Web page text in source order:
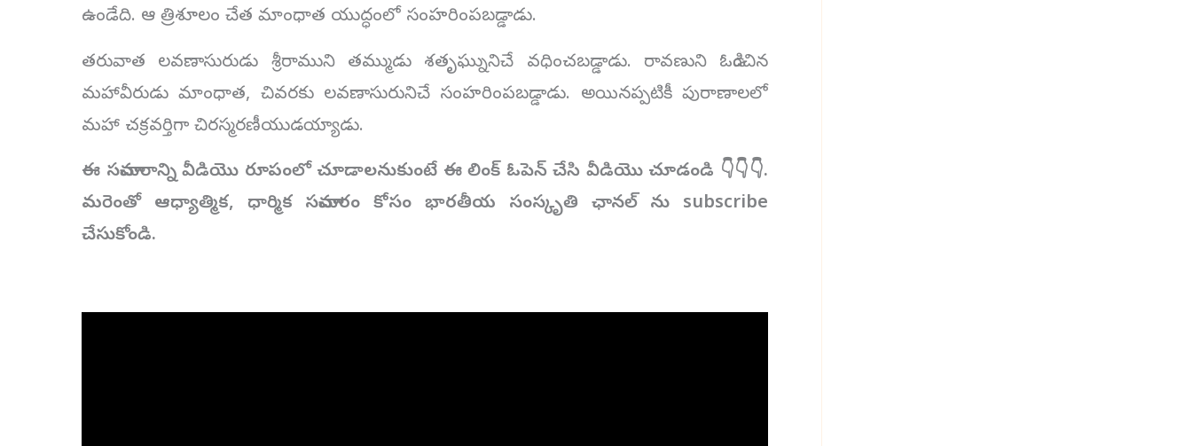
ఉండేది. ఆ త్రిశూలం చేత మాంధాత యుద్ధంలో సంహరింపబడ్డాడు.
తరువాత లవణాసురుడు శ్రీరాముని తమ్ముడు శతృఘ్నునిచే వధించబడ్డాడు. రావణుని ఓడించిన
మహావీరుడు మాంధాత, చివరకు లవణాసురునిచే సంహరింపబడ్డాడు. అయినప్పటికీ పురాణాలలో
మహా చక్రవర్తిగా చిరస్మరణీయుడయ్యాడు.
ఈ సమాచారాన్ని వీడియొ రూపంలో చూడాలనుకుంటే ఈ లింక్ ఓపెన్ చేసి వీడియొ చూడండి 👇👇👇.
మరెంతో ఆధ్యాత్మిక, ధార్మిక సమాచారం కోసం భారతీయ సంస్కృతి ఛానల్ ను subscribe
చేసుకోండి.